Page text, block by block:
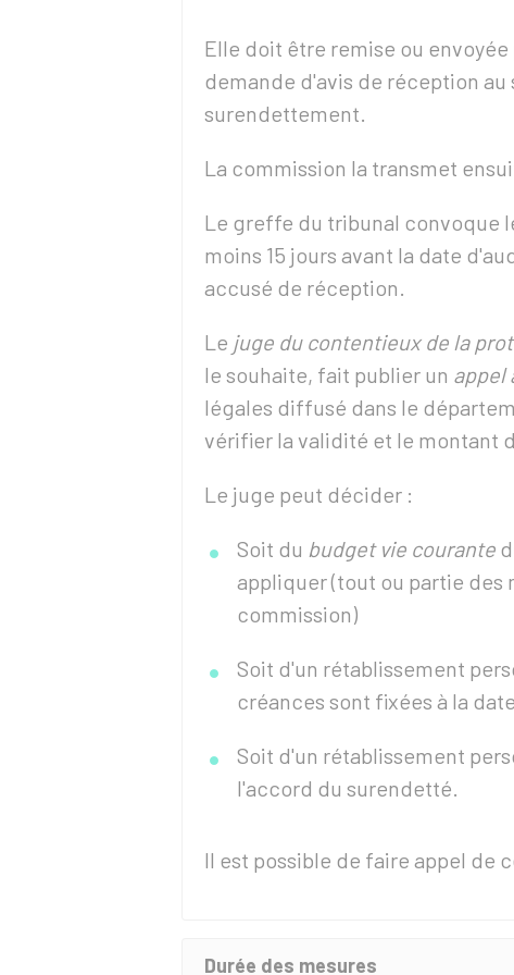
Elle doit être remise ou
demande d'avis de réception
surendettement.
La commission la transmet
Le greffe du tribunal convoque
moins 15 jours avant la date
accusé de réception.
Le juge du contentieux de la
le souhaite, fait publier un appel
légales diffusé dans le
vérifier la validité et le montant
Le juge peut décider :
Soit du budget vie courante
appliquer (tout ou partie des
commission)
Soit d'un rétablissement
créances sont fixées à la
Soit d'un rétablissement
l'accord du surendetté.
Il est possible de faire appel de
Durée des mesures